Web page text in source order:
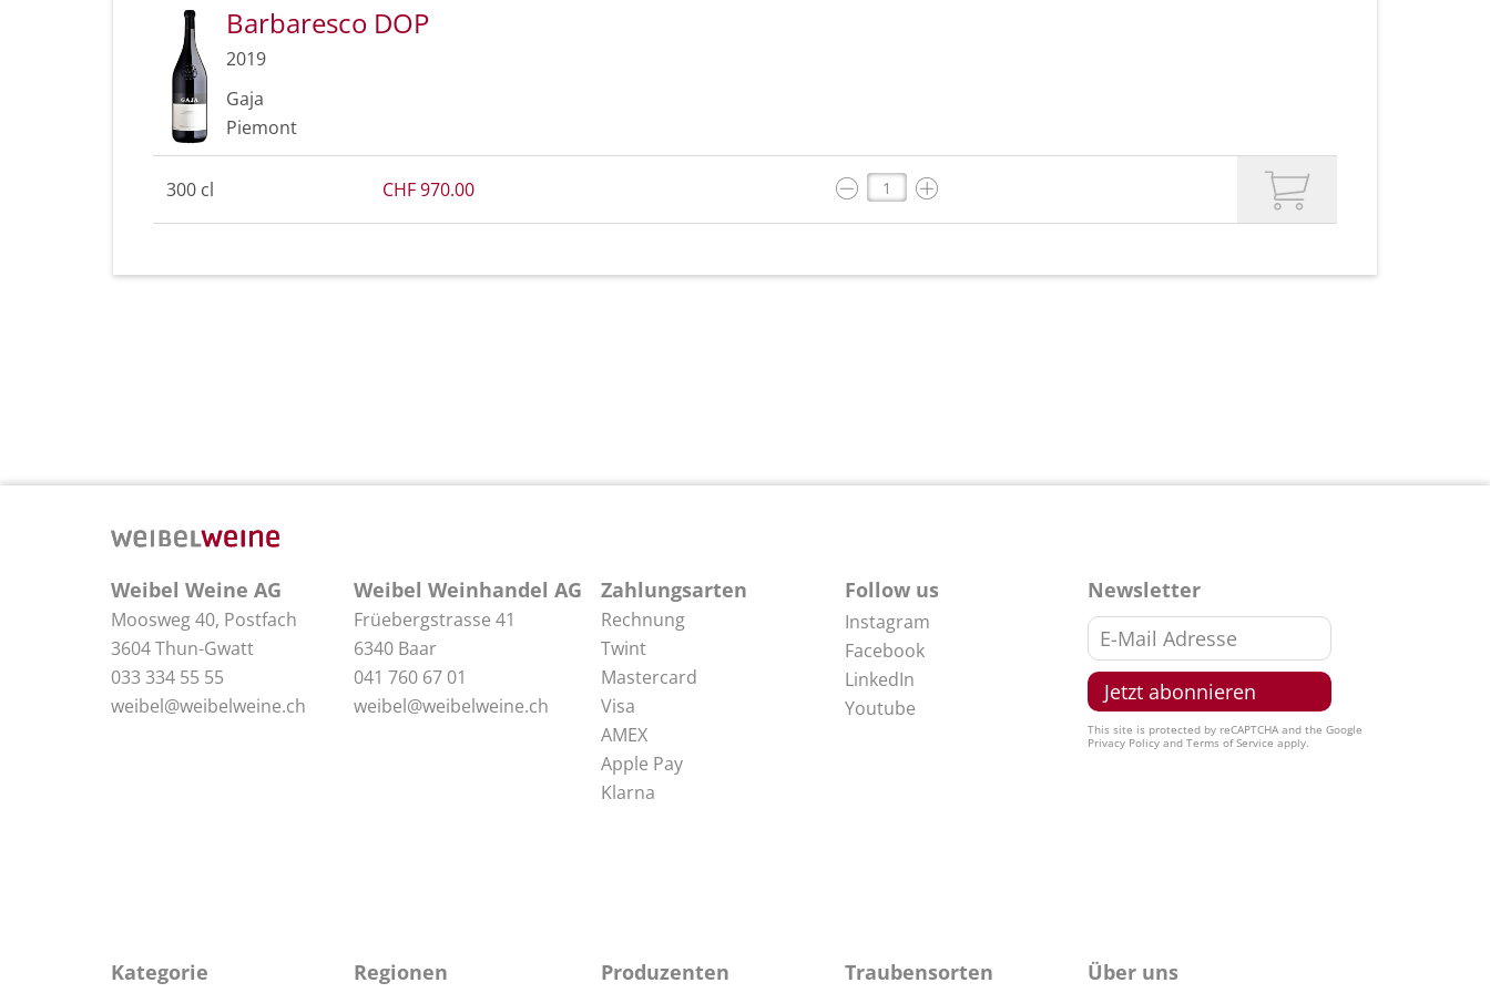
Barbaresco DOP
2019
Gaja
Piemont
300 cl CHF 970.00
Weibel Weine AG
Moosweg 40, Postfach
3604 Thun-Gwatt
033 334 55 55
weibel@weibelweine.ch
Weibel Weinhandel AG
Früebergstrasse 41
6340 Baar
041 760 67 01
weibel@weibelweine.ch
Zahlungsarten
Rechnung
Twint
Mastercard
Visa
AMEX
Apple Pay
Klarna
Follow us
Instagram
Facebook
LinkedIn
Youtube
Newsletter
This site is protected by reCAPTCHA and the Google
Privacy Policyand Terms of Service apply.
Kategorie Regionen Produzenten Traubensorten Über uns